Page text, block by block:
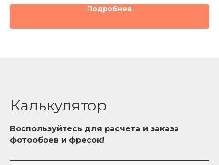
Подробнее
Калькулятор
Воспользуйтесь для расчета и заказа
фотообоев и фресок!